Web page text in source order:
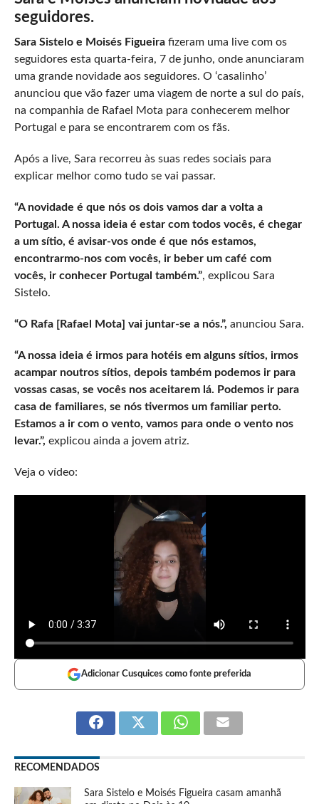
seguidores.
Sara Sistelo e Moisés Figueirafizeram uma live com os
seguidores esta quarta-feira, 7 de junho, onde anunciaram
uma grande novidade aos seguidores. O ‘casalinho’
anunciou que vão fazer uma viagem de norte a sul do país,
na companhia de Rafael Mota para conhecerem melhor
Portugal e para se encontrarem com os fãs.
Após a live, Sara recorreu às suas redes sociais para
explicar melhor como tudo se vai passar.
“A novidade é que nós os dois vamos dar a volta a
Portugal. A nossa ideia é estar com todos vocês, é chegar
a um sítio, é avisar-vos onde é que nós estamos,
encontrarmo-nos com vocês, ir beber um café com
vocês, ir conhecer Portugal também.”, explicou Sara
Sistelo.
“O Rafa [Rafael Mota] vai juntar-se a nós.”, anunciou Sara.
“A nossa ideia é irmos para hotéis em alguns sítios, irmos
acampar noutros sítios, depois também podemos ir para
vossas casas, se vocês nos aceitarem lá. Podemos ir para
casa de familiares, se nós tivermos um familiar perto.
Estamos a ir com o vento, vamos para onde o vento nos
levar.”, explicou ainda a jovem atriz.
Veja o vídeo:
Adicionar Cusquices como fonte preferida
RECOMENDADOS
Sara Sistelo e Moisés Figueira casam amanhã